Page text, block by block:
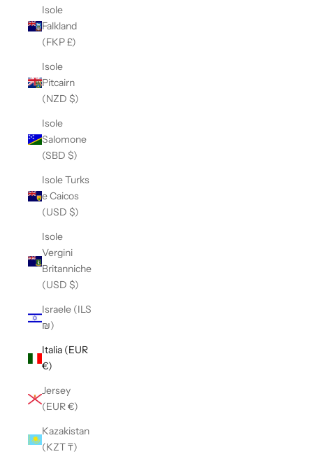
Isole
Falkland
(FKP £)
Isole
Pitcairn
(NZD $)
Isole
Salomone
(SBD $)
Isole Turks
e Caicos
(USD $)
Isole
Vergini
Britanniche
(USD $)
Israele (ILS
₪)
Italia (EUR
€)
Jersey
(EUR €)
Kazakistan
(KZT ₸)